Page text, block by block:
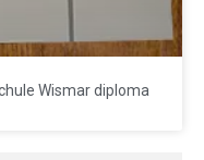
Wismar diploma